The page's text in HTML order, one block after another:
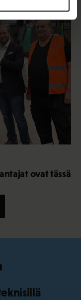
ovat tässä